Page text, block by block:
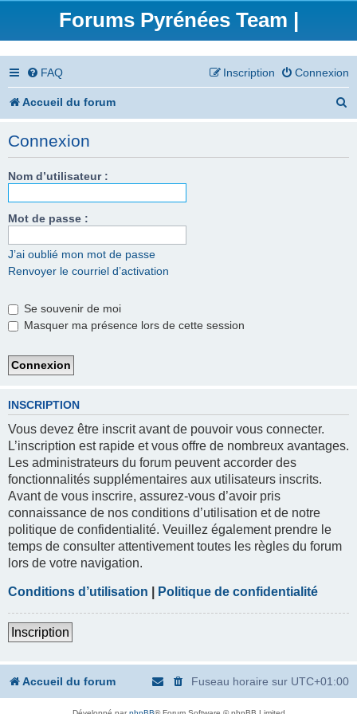
Forums Pyrénées Team |
FAQ Connexion
Inscription
Accueil du forum
Connexion
Nom d’utilisateur :
Mot de passe :
J’ai oublié mon mot de passe
Renvoyer le courriel d’activation
Se souvenir de moi
Masquer ma présence lors de cette session
INSCRIPTION
Vous devez être inscrit avant de pouvoir vous connecter.
L’inscription est rapide et vous offre de nombreux avantages.
Les administrateurs du forum peuvent accorder des
fonctionnalités supplémentaires aux utilisateurs inscrits.
Avant de vous inscrire, assurez-vous d’avoir pris
connaissance de nos conditions d’utilisation et de notre
politique de confidentialité. Veuillez également prendre le
temps de consulter attentivement toutes les règles du forum
lors de votre navigation.
Conditions d’utilisation Politique de confidentialité
Inscription
Accueil du forum Fuseau horaire sur UTC+01:00